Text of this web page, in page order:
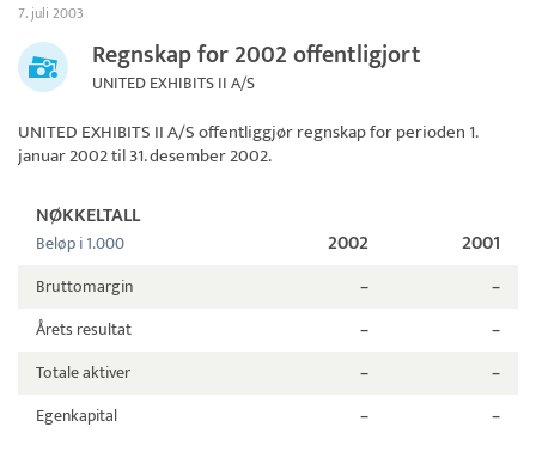
7. juli 2003
Regnskap for 2002 offentligjort
UNITED EXHIBITS II A/S
UNITED EXHIBITS II A/Soffentliggjør regnskap for perioden 1.
januar 2002 til 31. desember 2002.
NØKKELTALL
Beløp i 1.000 2002 2001
Bruttomargin –
–
Årets resultat
–
–
Totale aktiver
–
–
Egenkapital
– –